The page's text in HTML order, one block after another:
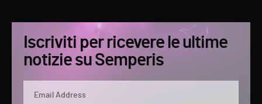
Iscriviti per ricevere le ultime
notizie su Semperis